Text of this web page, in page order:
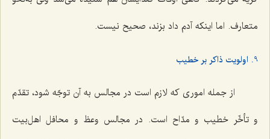
متعارف. اما اینکه آدم داد بزند، صحیح نیست.
9. اولویت ذاکر بر خطیب
از جمله اموری که لازم است در مجالس به آن توجّه شود، تقدّم
و تأخّر خطیب و مدّاح است. در مجالس وعظ و محافل اهل‌بیت